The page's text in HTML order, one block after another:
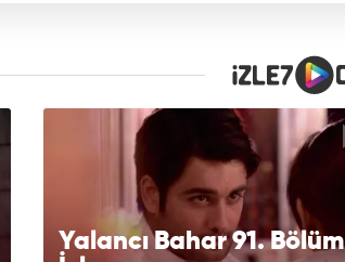
Yalancı Bahar 91. Bölüm